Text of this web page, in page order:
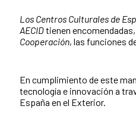
Los Centros Culturales de
AECIDtienen
Cooperación, las funciones
En cumplimiento de este
tecnología e innovación a
España en el Exterior.